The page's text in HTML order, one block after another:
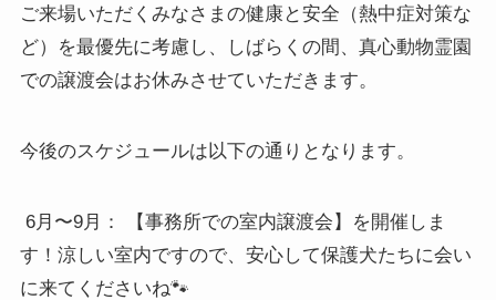
ご来場いただくみなさまの健康と安全（熱中症対策な
ど）を最優先に考慮し、しばらくの間、真心動物霊園
での譲渡会はお休みさせていただきます。
今後のスケジュールは以下の通りとなります。
6月〜9月： 【事務所での室内譲渡会】を開催しま
す！涼しい室内ですので、安心して保護犬たちに会い
に来てくださいね🐾